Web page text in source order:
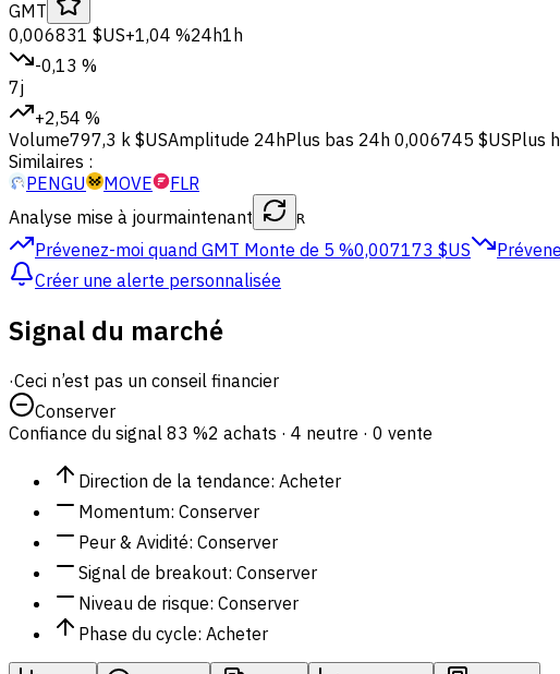
GMT
0,006831 $US+1,04 %24h1h
-0,13 %
7j
+2,54 %
Volume797,3 k $USAmplitude 24hPlus bas 24h 0,006745 $USPlus
Similaires :
PENGU
MOVE
FLR
Analyse mise à jourmaintenant R
Prévenez-moi quand GMT Monte de 5 %0,007173 $US
Créer une alerte personnalisée
Signal du marché
·Ceci n’est pas un conseil financier
Conserver
Confiance du signal 83 %2 achats · 4 neutre · 0 vente
Direction de la tendance: Acheter
Momentum: Conserver
Peur & Avidité: Conserver
Signal de breakout: Conserver
Niveau de risque: Conserver
Phase du cycle: Acheter